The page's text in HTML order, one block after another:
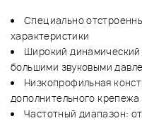
Специально
характеристики
Широкий динамический
большими звуковыми
Низкопрофильная
дополнительного
Частотный диапазон: от